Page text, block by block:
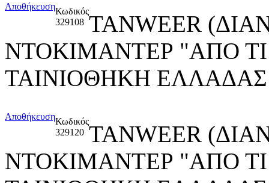
ΑποθήκευσηΚωδικός
329108 TANWEER
ΝΤΟΚΙΜΑΝΤΕΡ "ΑΠΟ
ΤΑΙΝΙΟΘΗΚΗ
ΑποθήκευσηΚωδικός
329120 TANWEER
ΝΤΟΚΙΜΑΝΤΕΡ "ΑΠΟ